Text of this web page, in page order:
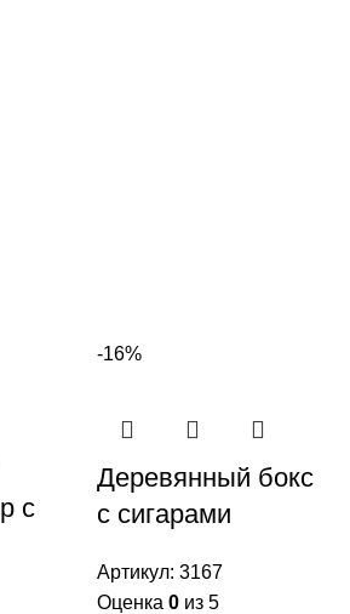
с
-16%
Деревянный бокс
с сигарами
Артикул: 3167
Оценка 0 из 5